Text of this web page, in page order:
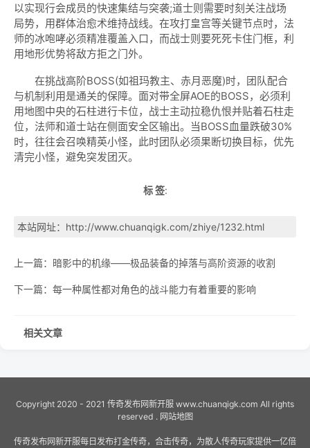
以实现行会成员的快速集结与突袭;道士则需要时刻关注战场
局势，用群体治愈术维持战线。在攻打皇宫等关键节点时，法
师的冰咆哮必须精准覆盖入口，而战士则要死死卡住门框，利
用地形优势将敌方拒之门外。
在挑战高阶BOSS(如祖玛教主、赤月恶魔)时，团队配合
与机制利用是通关的保障。面对带全屏AOE的BOSS，必须利
用地图中央的石柱进行卡位，战士主动拉稳仇恨并贴着石柱走
位，法师和道士站在侧面安全区输出。当BOSS血量跌破30%
时，往往会召唤精英小怪，此时团队必须果断切换目标，优先
清完小怪，避免突发团灭。
标 签:
本站网址： http://www.chuanqigk.com/zhiye/1232.html
上一篇： 暗影中的机缘——极品装备的掉落与高阶资源的收割
下一篇： 每一种属性都对角色的战斗能力有着重要的影响
相关文章
Copyright 2020 - 2021 传奇发布网新开服 www.chuanqigk.com All rights
reserved . 网站地图
传奇发布网新开服每日发布打金传奇，合击传奇，为散人传奇玩家提供一亿倍